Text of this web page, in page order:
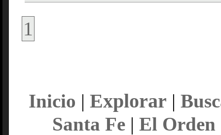
1
Inicio | Explorar |
Santa Fe| El Orden